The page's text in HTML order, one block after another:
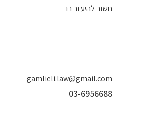
חשוב להיעזר בו
gamlieli.law@gmail.com
03-6956688